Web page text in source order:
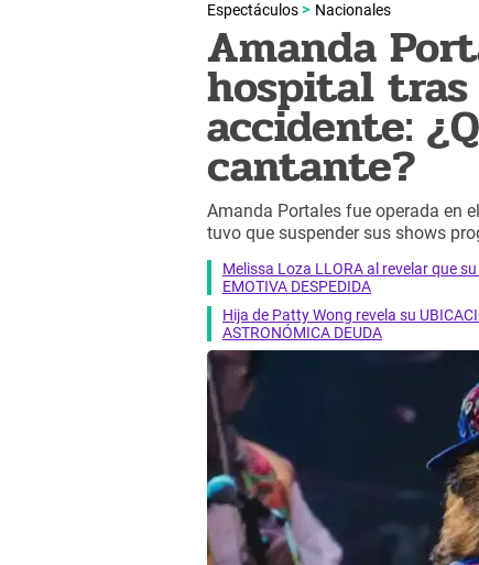
Espectáculos Nacionales
Amanda
hospital
accidente:
cantante?
Amanda Portales fue operada en
tuvo que suspender sus shows
Melissa Loza LLORA al revelar que
EMOTIVA DESPEDIDA
Hija de Patty Wong revela su
ASTRONÓMICA DEUDA